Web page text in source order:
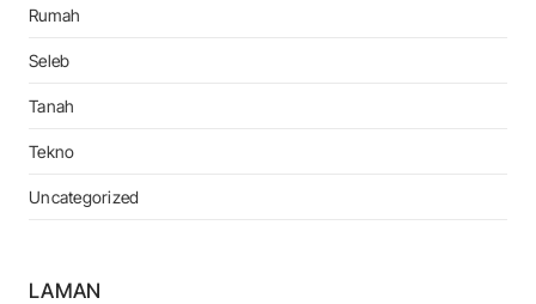
Rumah
Seleb
Tanah
Tekno
Uncategorized
LAMAN